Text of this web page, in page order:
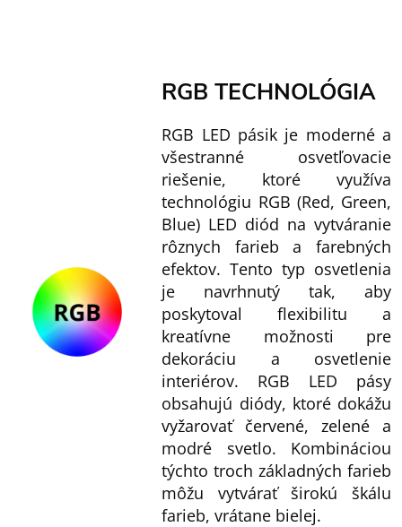
RGB TECHNOLÓGIA
RGB LED pásik je moderné a
všestranné osvetľovacie
riešenie, ktoré využíva
technológiu RGB (Red, Green,
Blue) LED diód na vytváranie
rôznych farieb a farebných
efektov. Tento typ osvetlenia
je navrhnutý tak, aby
poskytoval flexibilitu a
kreatívne možnosti pre
dekoráciu a osvetlenie
interiérov. RGB LED pásy
obsahujú diódy, ktoré dokážu
vyžarovať červené, zelené a
modré svetlo. Kombináciou
týchto troch základných farieb
môžu vytvárať širokú škálu
farieb, vrátane bielej.